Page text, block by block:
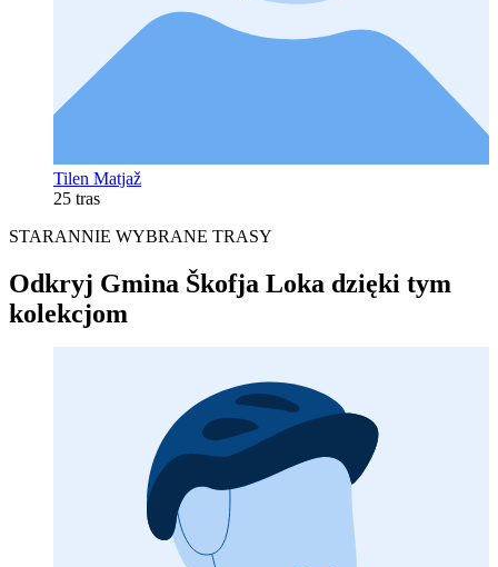
Tilen Matjaž
25 tras
STARANNIE WYBRANE TRASY
Odkryj Gmina Škofja Loka dzięki tym
kolekcjom